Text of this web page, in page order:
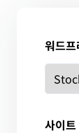
워드
사이